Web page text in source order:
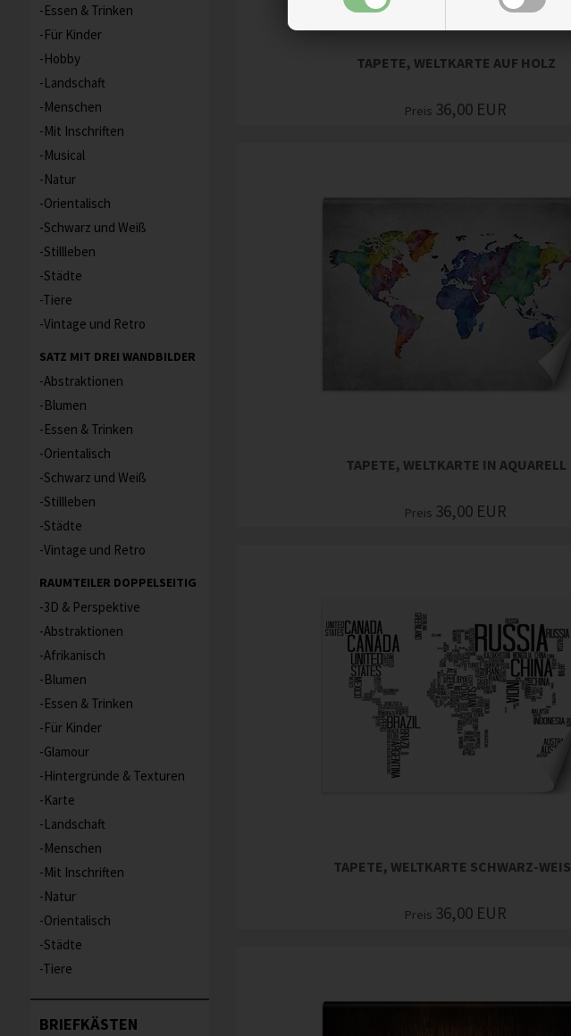
Essen & Trinken
Für Kinder
Hobby
Landschaft
Menschen
Mit Inschriften
Musical
Natur
Orientalisch
Schwarz und Weiß
Stillleben
Städte
Tiere
Vintage und Retro
SATZ MIT DREI WANDBILDER
Abstraktionen
Blumen
Essen & Trinken
Orientalisch
Schwarz und Weiß
Stillleben
Städte
Vintage und Retro
RAUMTEILER DOPPELSEITIG
3D & Perspektive
Abstraktionen
Afrikanisch
Blumen
Essen & Trinken
Für Kinder
Glamour
Hintergründe & Texturen
Karte
Landschaft
Menschen
Mit Inschriften
Natur
Orientalisch
Städte
Tiere
BRIEFKÄSTEN
TAPETE, WELTKARTE AUF HOLZ
Preis 36,00 EUR
TAPETE, WELTKARTE IN AQUARELL
Preis 36,00 EUR
TAPETE, WELTKARTE SCHWARZ-WEISS
Preis 36,00 EUR